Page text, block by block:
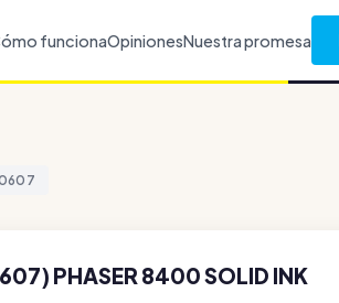
funcionaOpinionesNuestra promesa
PHASER 8400 SOLID INK